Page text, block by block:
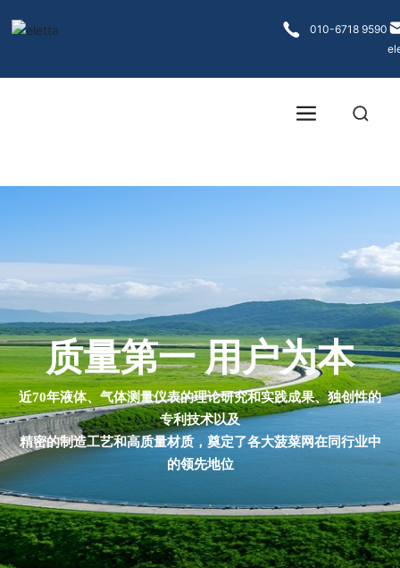
各大菠菜网
010-6718 9590
质量第一 用户为本
近70年液体、气体测量仪表的理论研究和实践成果、独创性的
专利技术以及
精密的制造工艺和高质量材质，奠定了各大菠菜网在同行业中
的领先地位